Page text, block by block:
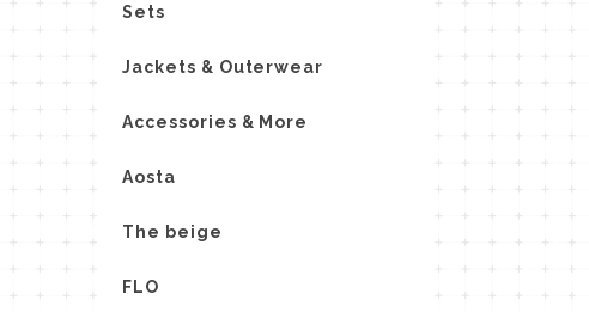
Sets
Jackets & Outerwear
Accessories & More
Aosta
The beige
FLO